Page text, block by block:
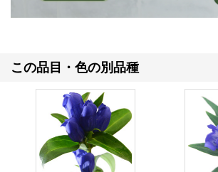
この品目・色の別品種